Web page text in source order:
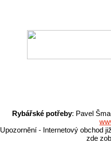
Rybářské potřeby: Pavel
Upozornění - Internetový obchod
zde